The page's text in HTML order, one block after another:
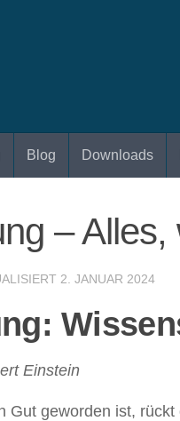
Blog Downloads
–
2. JANUAR 2024
Einstein
geworden ist,